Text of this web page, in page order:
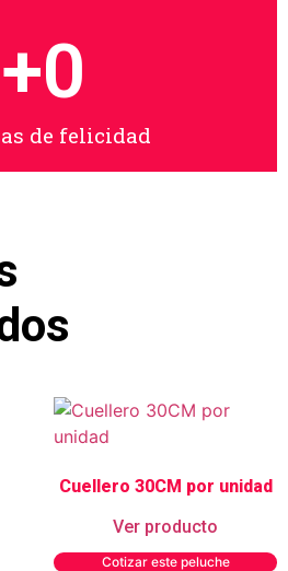
de felicidad
+0
Cuellero 30CM por unidad
Ver producto
Cotizar este peluche